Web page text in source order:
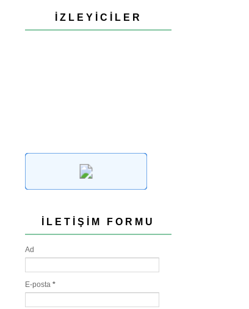
İZLEYICILER
İLETIŞIM FORMU
Ad
E-posta *